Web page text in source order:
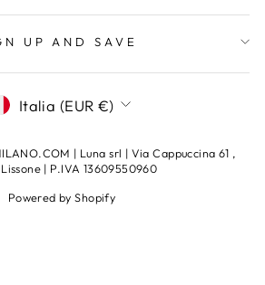
UP AND SAVE
Italia (EUR €)
| Luna srl | Via Cappuccina 61 ,
| P.IVA 13609550960
Powered by Shopify